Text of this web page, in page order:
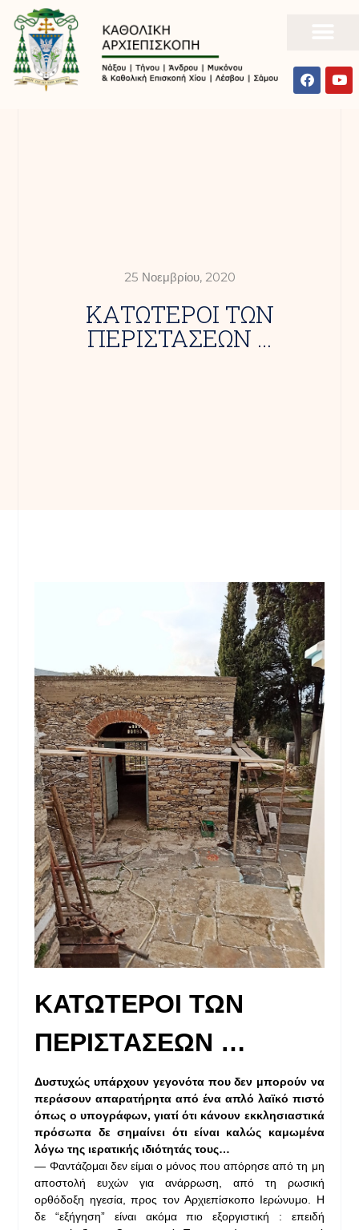
25 Νοεμβρίου, 2020
ΚΑΤΩΤΕΡΟΙ ΤΩΝ
ΠΕΡΙΣΤΑΣΕΩΝ …
ΚΑΤΩΤΕΡΟΙ ΤΩΝ
ΠΕΡΙΣΤΑΣΕΩΝ …
Δυστυχώς υπάρχουν γεγονότα που δεν μπορούν να
περάσουν απαρατήρητα από ένα απλό λαϊκό πιστό
όπως ο υπογράφων, γιατί ότι κάνουν εκκλησιαστικά
πρόσωπα δε σημαίνει ότι είναι καλώς καμωμένα
λόγω της ιερατικής ιδιότητάς τους…
— Φαντάζομαι δεν είμαι ο μόνος που απόρησε από τη μη
αποστολή ευχών για ανάρρωση, από τη ρωσική
ορθόδοξη ηγεσία, προς τον Αρχιεπίσκοπο Ιερώνυμο. Η
δε “εξήγηση” είναι ακόμα πιο εξοργιστική : επειδή